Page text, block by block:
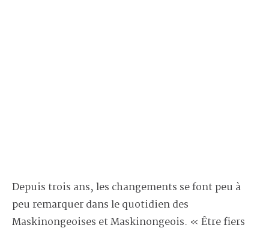
Depuis trois ans, les changements se font peu à
peu remarquer dans le quotidien des
Maskinongeoises et Maskinongeois. « Être fiers